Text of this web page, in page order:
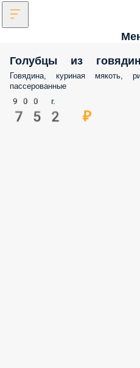
Голубцы из
Говядина, куриная мякоть,
пассерованные
900 г.
752 ₽